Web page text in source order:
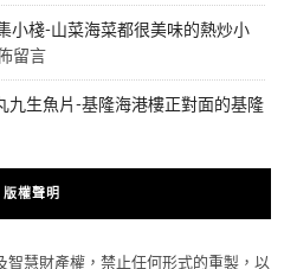
小棧-山菜海菜都很美味的熱炒小
留言
九生魚片-基隆海港樓正對面的基隆
版權聲明
慧財產權，禁止任何形式的重製，以